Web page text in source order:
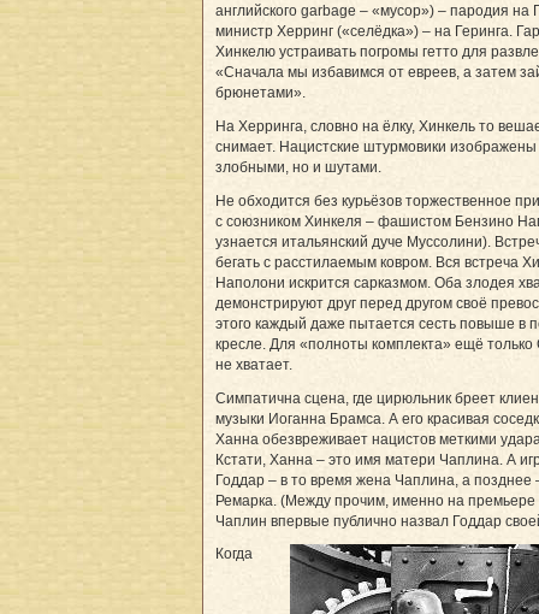
английского garbage – «мусор») – пародия на
министр Херринг («селёдка») – на Геринга.
Хинкелю устраивать погромы гетто для
«Сначала мы избавимся от евреев, а затем
брюнетами».
На Херринга, словно на ёлку, Хинкель то
снимает. Нацистские штурмовики изображены
злобными, но и шутами.
Не обходится без курьёзов торжественное
с союзником Хинкеля – фашистом Бензино
узнается итальянский дуче Муссолини).
бегать с расстилаемым ковром. Вся встреча
Наполони искрится сарказмом. Оба злодея
демонстрируют друг перед другом своё
этого каждый даже пытается сесть повыше в
кресле. Для «полноты комплекта» ещё
не хватает.
Симпатична сцена, где цирюльник бреет
музыки Иоганна Брамса. А его красивая
Ханна обезвреживает нацистов меткими
Кстати, Ханна – это имя матери Чаплина. А
Годдар – в то время жена Чаплина, а
Ремарка. (Между прочим, именно на премьере
Чаплин впервые публично назвал Годдар
Когда